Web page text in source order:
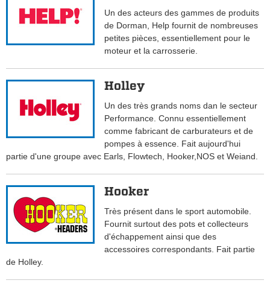
Un des acteurs des gammes de produits
de Dorman, Help fournit de nombreuses
petites pièces, essentiellement pour le
moteur et la carrosserie.
Holley
Un des très grands noms dan le secteur
Performance. Connu essentiellement
comme fabricant de carburateurs et de
pompes à essence. Fait aujourd'hui
partie d'une groupe avec Earls, Flowtech, Hooker,NOS et Weiand.
Hooker
Très présent dans le sport automobile.
Fournit surtout des pots et collecteurs
d'échappement ainsi que des
accessoires correspondants. Fait partie
de Holley.